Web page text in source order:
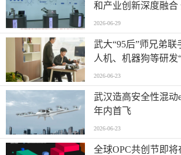
和产业创新深度融合
增加高质量供给
2026-06-29
武大“95后”师兄弟联
人机、机器狗等研发
2026-06-23
武汉造高安全性混动
年内首飞
2026-06-23
全球OPC共创节即将在京